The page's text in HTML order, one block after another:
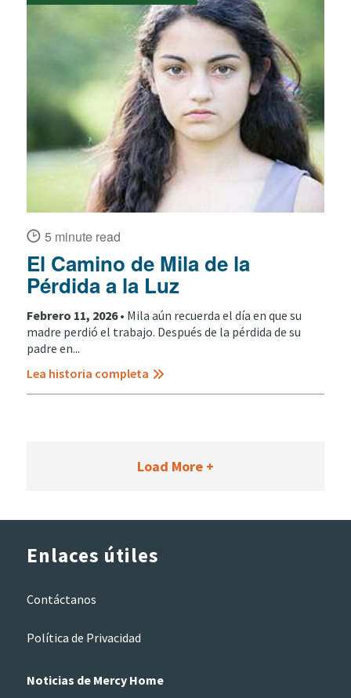
5 minute read
El Camino de Mila de la
Pérdida a la Luz
Febrero 11, 2026 • Mila aún recuerda el día en que su
madre perdió el trabajo. Después de la pérdida de su
padre en...
Lea historia completa
Load More +
Enlaces útiles
Contáctanos
Política de Privacidad
Noticias de Mercy Home